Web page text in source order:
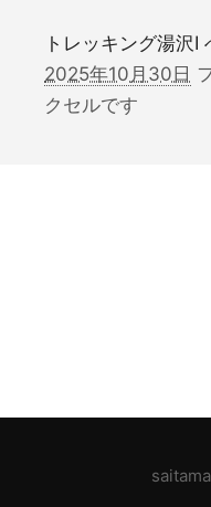
トレッキング湯沢Ⅰ
2025年10月30日
クセルです